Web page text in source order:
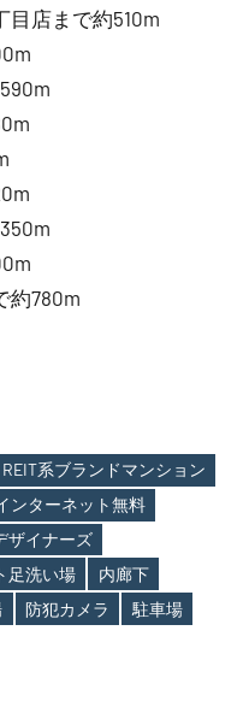
目店まで約510m
約780m
REIT系ブランドマンション
ンターネット無料
ザイナーズ
足洗い場
内廊下
防犯カメラ
駐車場